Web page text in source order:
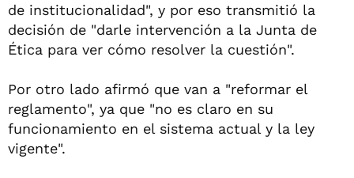
de institucionalidad", y por eso transmitió la
decisión de "darle intervención a la Junta de
Ética para ver cómo resolver la cuestión".
Por otro lado afirmó que van a "reformar el
reglamento", ya que "no es claro en su
funcionamiento en el sistema actual y la ley
vigente".